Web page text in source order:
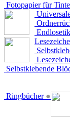
Fotopapier für
Selbstklebende
Ringbücher ●